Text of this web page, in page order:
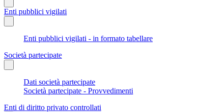
Enti pubblici vigilati
Enti pubblici vigilati - in formato tabellare
Società partecipate
Dati società partecipate
Società partecipate - Provvedimenti
Enti di diritto privato controllati